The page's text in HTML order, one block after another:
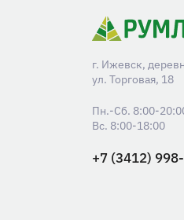
г. Ижевск,
ул. Торговая, 18
+7 (3412)
Пн.-Сб. 8:00-
Вс. 8:00-18:00